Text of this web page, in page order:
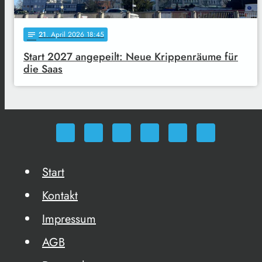
notes 21. April 2026 18:45
Start 2027 angepeilt: Neue Krippenräume für
die Saas
Start
Kontakt
Impressum
AGB